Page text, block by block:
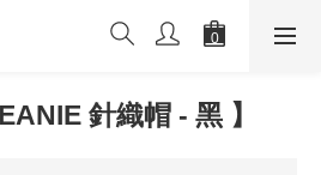
針織帽 - 黑 】